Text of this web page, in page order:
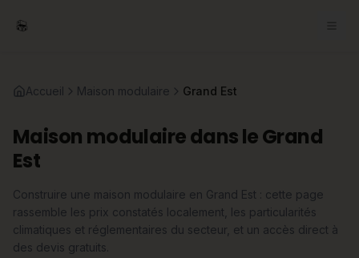
Accueil Maison modulaire Grand Est
Maison modulaire dans le Grand
Est
Construire une maison modulaire en Grand Est : cette page
rassemble les prix constatés localement, les particularités
climatiques et réglementaires du secteur, et un accès direct à
des devis gratuits.